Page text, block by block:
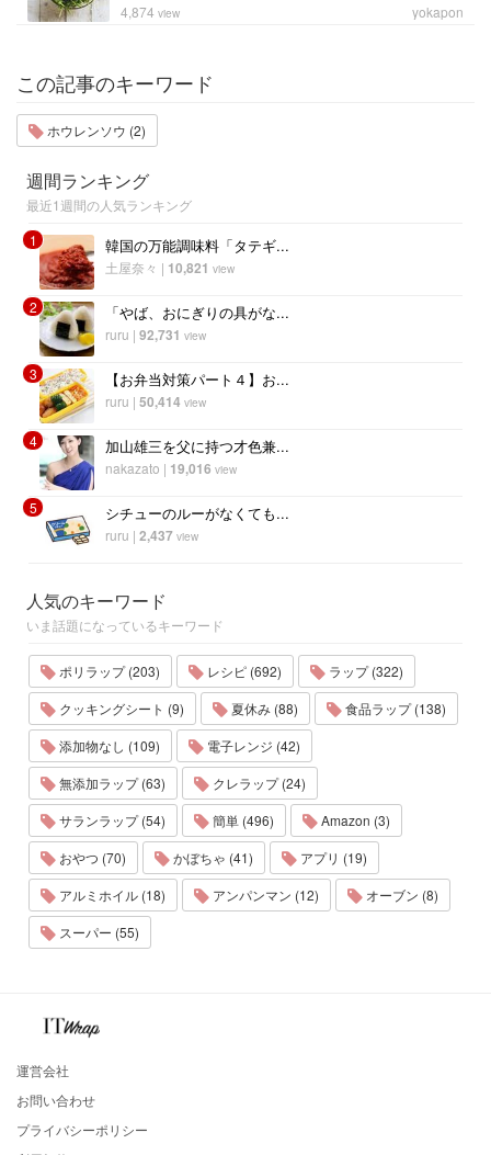
yokapon
4,874 view
この記事のキーワード
ホウレンソウ (2)
週間ランキング
最近1週間の人気ランキング
1
韓国の万能調味料「タテギ...
土屋奈々 | 10,821 view
2 「やば、おにぎりの具がな...
ruru | 92,731 view
3 【お弁当対策パート４】お...
ruru | 50,414 view
4 加山雄三を父に持つ才色兼...
nakazato | 19,016 view
5 シチューのルーがなくても...
ruru | 2,437 view
人気のキーワード
いま話題になっているキーワード
ポリラップ (203) レシピ (692)
ラップ (322)
クッキングシート (9)
夏休み (88)
食品ラップ (138)
添加物なし (109)
電子レンジ (42)
無添加ラップ (63)
クレラップ (24)
サランラップ (54)
簡単 (496)
Amazon (3)
おやつ (70)
かぼちゃ (41)
アプリ (19)
アルミホイル (18)
アンパンマン (12)
オーブン (8)
スーパー (55)
運営会社
お問い合わせ
プライバシーポリシー